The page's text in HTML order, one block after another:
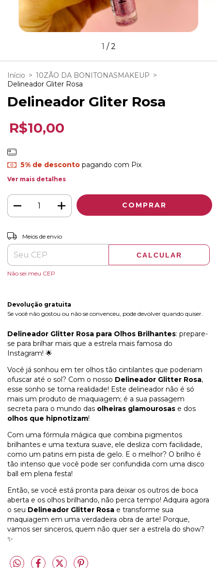
1 /2
Início > 10ZÃO DA BONITONASMAKEUP >
Delineador Gliter Rosa
Delineador Gliter Rosa
R$10,00
5% de descontopagando com Pix
Ver mais detalhes
Entregas para o CEP:
Meios de envio
CALCULAR
Não sei meu CEP
Devolução gratuita
Se você não gostou ou não se convenceu, pode devolver quando quiser.
Delineador Glitter Rosa para Olhos Brilhantes: prepare-
se para brilhar mais que a estrela mais famosa do
Instagram! 🌟
Você já sonhou em ter olhos tão cintilantes que poderiam
ofuscar até o sol? Com o nosso Delineador Glitter Rosa,
esse sonho se torna realidade! Este delineador não é só
mais um produto de maquiagem; é a sua passagem
secreta para o mundo das olheiras glamourosas e dos
olhos que hipnotizam!
Com uma fórmula mágica que combina pigmentos
brilhantes e uma textura suave, ele desliza com facilidade,
como um patins em pista de gelo. E o melhor? O brilho é
tão intenso que você pode ser confundida com uma disco
ball em plena festa!
Então, se você está pronta para deixar os outros de boca
aberta e os olhos brilhando, não perca tempo! Adquira agora
o seu Delineador Glitter Rosa e transforme sua
maquiagem em uma verdadeira obra de arte! Porque,
vamos ser sinceros, quem não quer ser a estrela do show?
✨